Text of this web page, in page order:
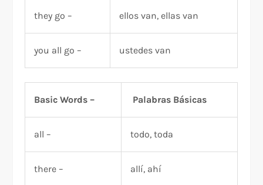
they go – ellos van, ellas van
you all go – ustedes van
Basic Words – Palabras Básicas
all – todo, toda
there – allí, ahí